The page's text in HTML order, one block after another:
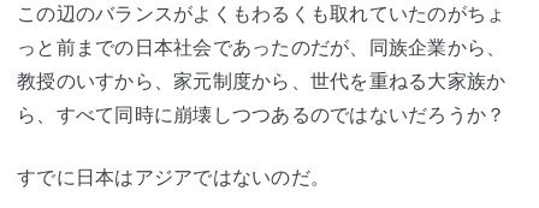
この辺のバランスがよくもわるくも取れていたのがちょ
っと前までの日本社会であったのだが、同族企業から、
教授のいすから、家元制度から、世代を重ねる大家族か
ら、すべて同時に崩壊しつつあるのではないだろうか？
すでに日本はアジアではないのだ。